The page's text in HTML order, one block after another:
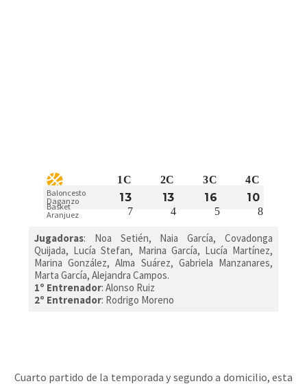
1C 2C 3C 4C
Baloncesto
Daganzo
13 13 16 10
Basket
Aranjuez
7 4 5 8
Jugadoras: Noa Setién, Naia García, Covadonga
Quijada, Lucía Stefan, Marina García, Lucía Martínez,
Marina González, Alma Suárez, Gabriela Manzanares,
Marta García, Alejandra Campos.
1º Entrenador: Alonso Ruiz
2º Entrenador: Rodrigo Moreno
Cuarto partido de la temporada y segundo a domicilio, esta